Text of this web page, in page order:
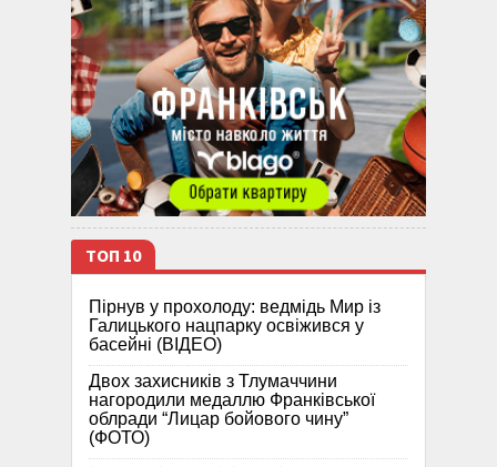
ТОП 10
Пірнув у прохолоду: ведмідь Мир із
Галицького нацпарку освіжився у
басейні (ВІДЕО)
Двох захисників з Тлумаччини
нагородили медаллю Франківської
облради “Лицар бойового чину”
(ФОТО)